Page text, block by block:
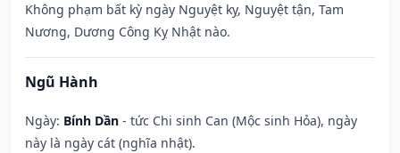
Không phạm bất kỳ ngày Nguyệt kỵ, Nguyệt tận, Tam
Nương, Dương Công Kỵ Nhật nào.
Ngũ Hành
Ngày: Bính Dần - tức Chi sinh Can (Mộc sinh Hỏa), ngày
này là ngày cát (nghĩa nhật).